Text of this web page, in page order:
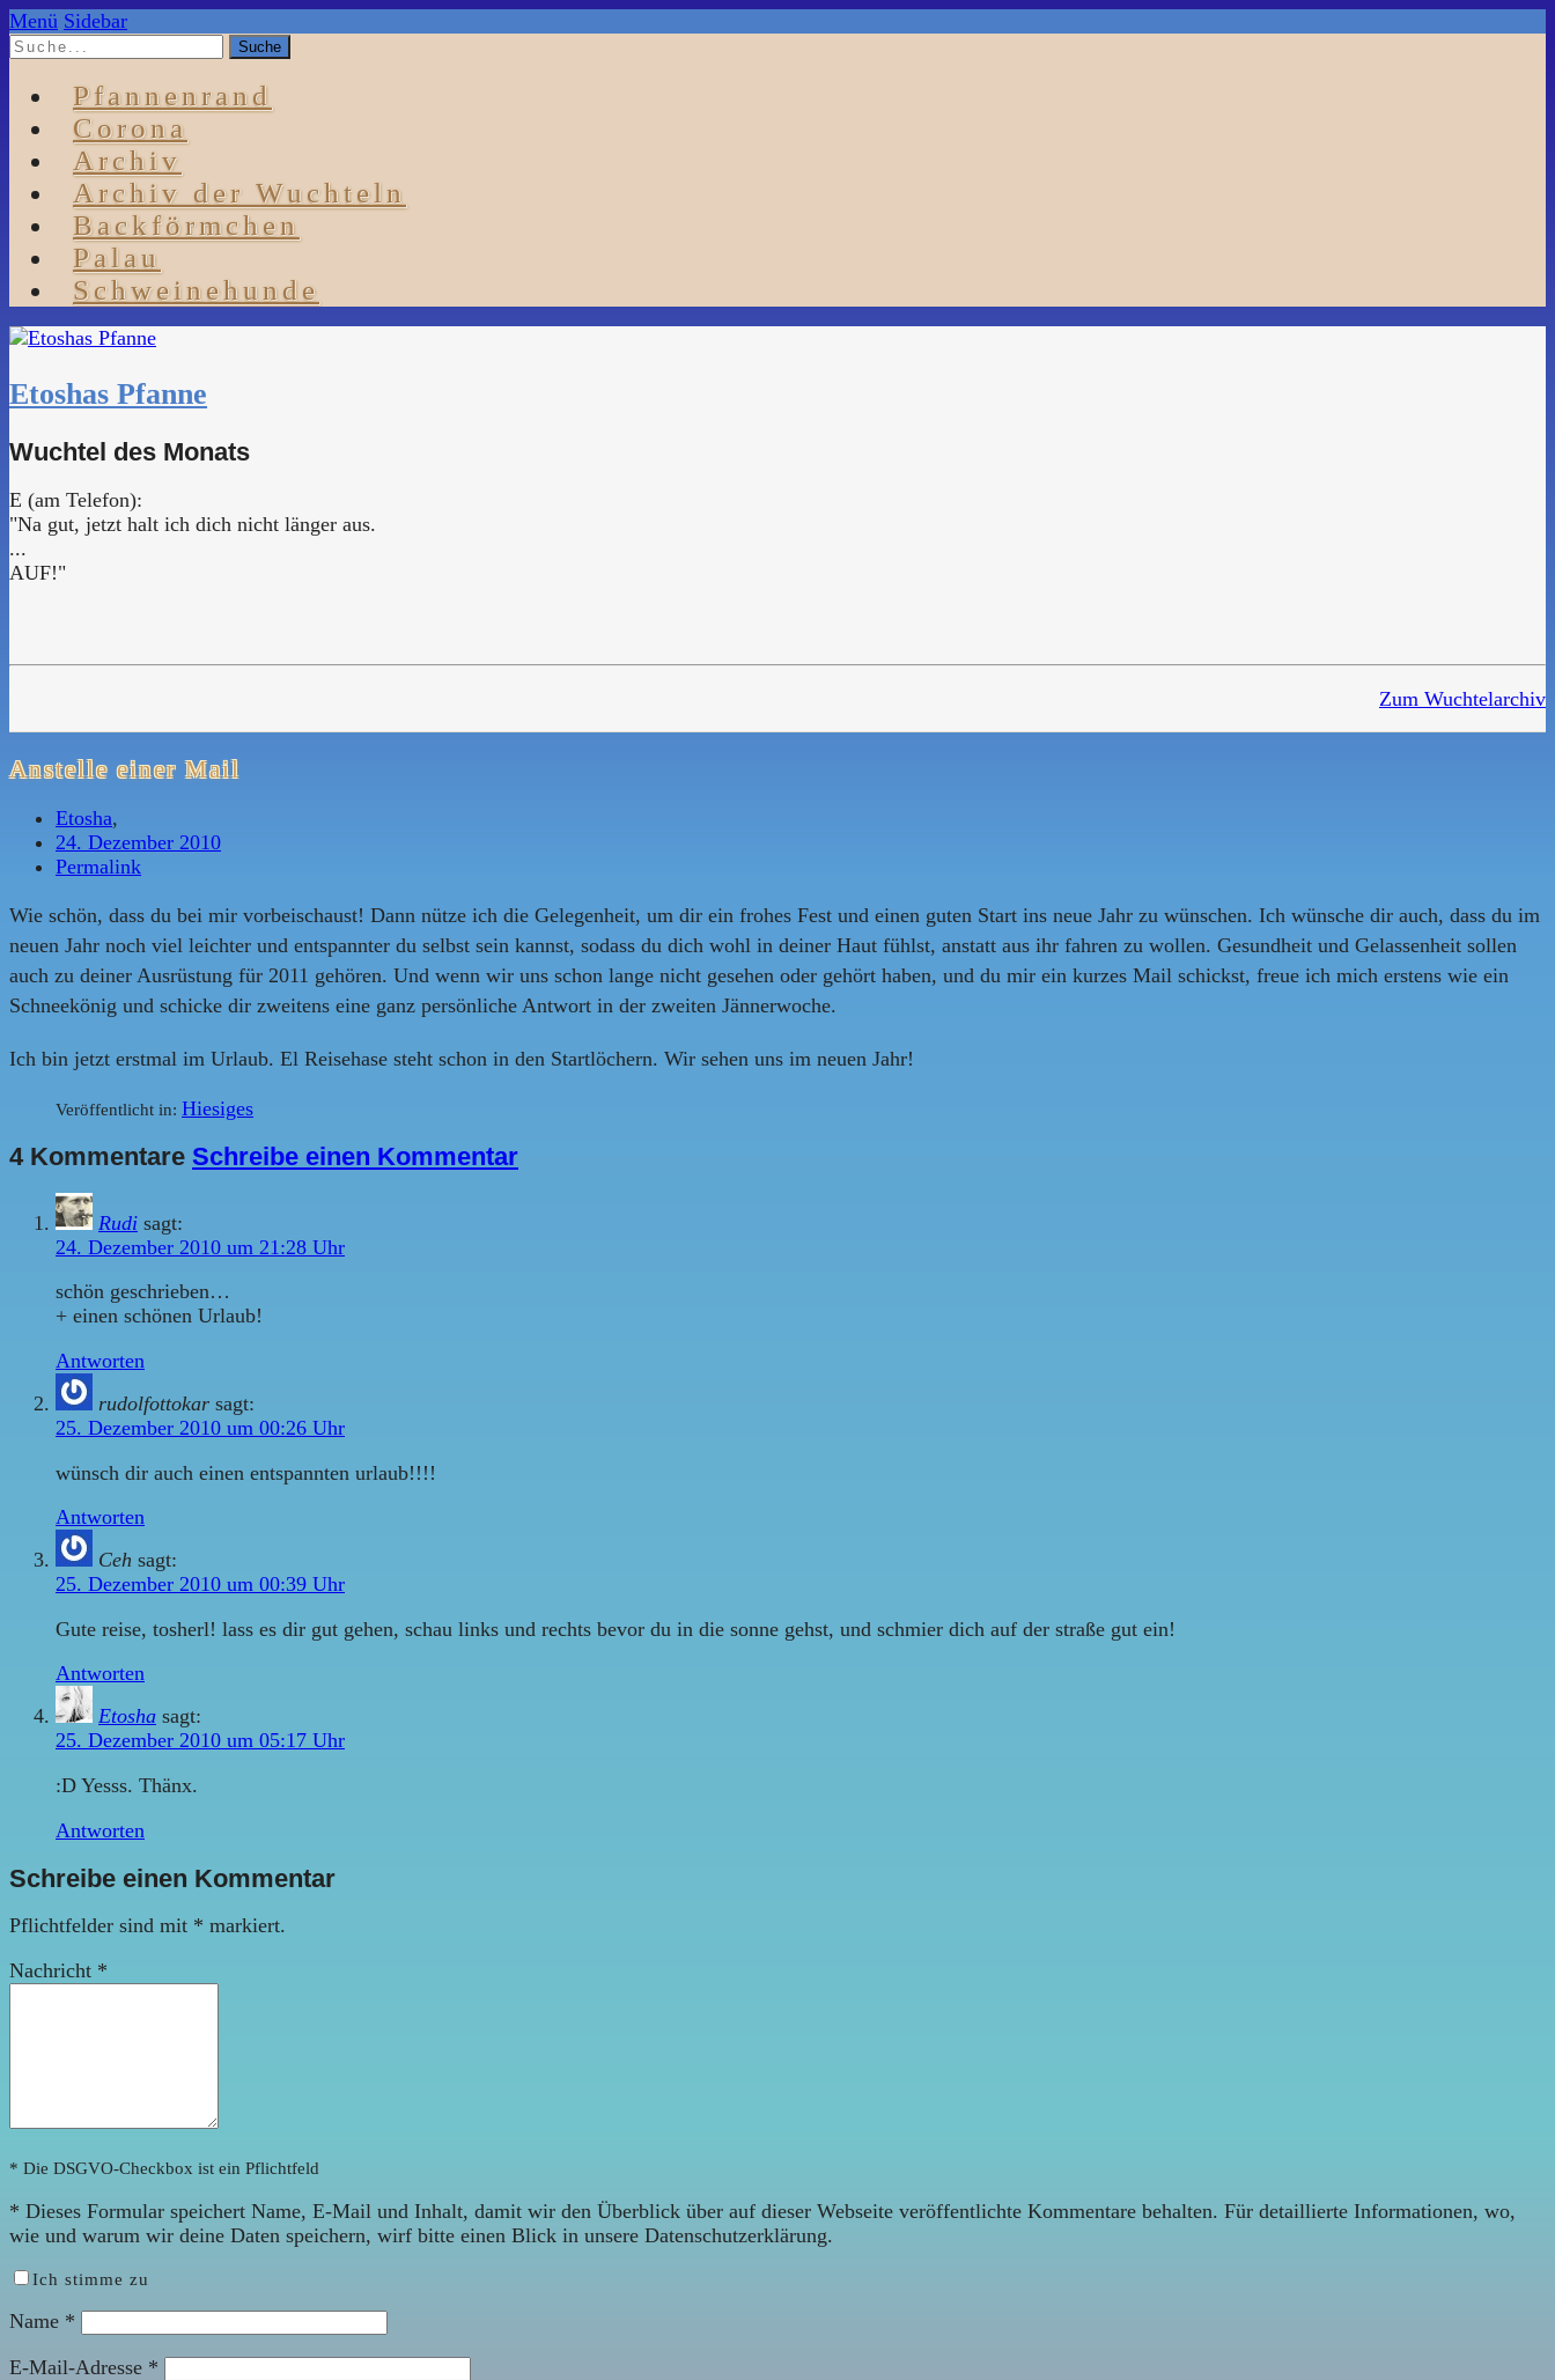
Menü Sidebar
Pfannenrand
Corona
Archiv
Archiv der Wuchteln
Backförmchen
Palau
Schweinehunde
Etoshas Pfanne
Wuchtel des Monats
E (am Telefon):
"Na gut, jetzt halt ich dich nicht länger aus.
...
AUF!"
Zum Wuchtelarchiv
Anstelle einer Mail
Etosha,
24. Dezember 2010
Permalink
Wie schön, dass du bei mir vorbeischaust! Dann nütze ich die Gelegenheit, um dir ein frohes Fest und einen guten Start ins neue Jahr zu wünschen. Ich wünsche dir auch, dass du im
neuen Jahr noch viel leichter und entspannter du selbst sein kannst, sodass du dich wohl in deiner Haut fühlst, anstatt aus ihr fahren zu wollen. Gesundheit und Gelassenheit sollen
auch zu deiner Ausrüstung für 2011 gehören. Und wenn wir uns schon lange nicht gesehen oder gehört haben, und du mir ein kurzes Mail schickst, freue ich mich erstens wie ein
Schneekönig und schicke dir zweitens eine ganz persönliche Antwort in der zweiten Jännerwoche.
Ich bin jetzt erstmal im Urlaub. El Reisehase steht schon in den Startlöchern. Wir sehen uns im neuen Jahr!
Veröffentlicht in: Hiesiges
4 Kommentare Schreibe einen Kommentar
Rudi sagt:
24. Dezember 2010 um 21:28 Uhr
schön geschrieben…
+ einen schönen Urlaub!
Antworten
rudolfottokar sagt:
25. Dezember 2010 um 00:26 Uhr
wünsch dir auch einen entspannten urlaub!!!!
Antworten
Ceh sagt:
25. Dezember 2010 um 00:39 Uhr
Gute reise, tosherl! lass es dir gut gehen, schau links und rechts bevor du in die sonne gehst, und schmier dich auf der straße gut ein!
Antworten
Etosha sagt:
25. Dezember 2010 um 05:17 Uhr
:D Yesss. Thänx.
Antworten
Schreibe einen Kommentar
Pflichtfelder sind mit * markiert.
Nachricht *
* Die DSGVO-Checkbox ist ein Pflichtfeld
* Dieses Formular speichert Name, E-Mail und Inhalt, damit wir den Überblick über auf dieser Webseite veröffentlichte Kommentare behalten. Für detaillierte Informationen, wo,
wie und warum wir deine Daten speichern, wirf bitte einen Blick in unsere Datenschutzerklärung.
Ich stimme zu
Name *
E-Mail-Adresse *